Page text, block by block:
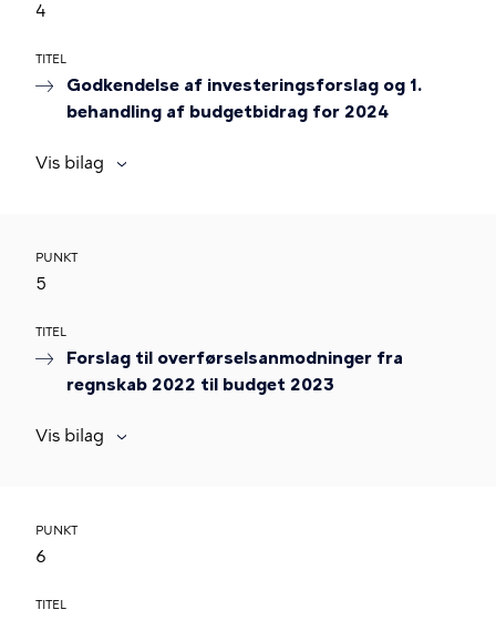
4
TITEL
Godkendelse af investeringsforslag og 1.
behandling af budgetbidrag for 2024
Vis bilag
PUNKT
5
TITEL
Forslag til overførselsanmodninger fra
regnskab 2022 til budget 2023
Vis bilag
PUNKT
6
TITEL